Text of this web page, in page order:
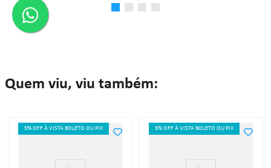
Quem viu, viu também:
5% OFF À VISTA BOLETO OU PIX 5% OFF À VISTA BOLETO OU PIX